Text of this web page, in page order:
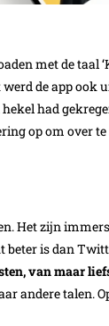
met de taal
de app ook
had
op om over
Het zijn
is dan
van maar
andere talen.